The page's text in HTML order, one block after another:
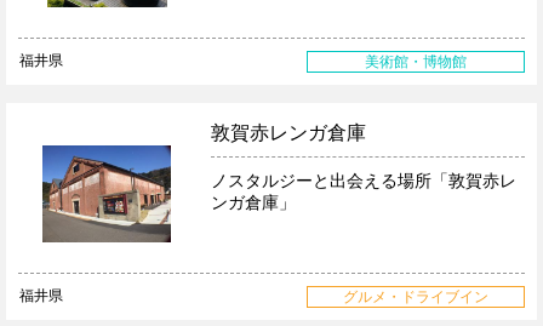
福井県 美術館・博物館
敦賀赤レンガ倉庫
ノスタルジーと出会える場所「敦賀赤レ
ンガ倉庫」
福井県 グルメ・ドライブイン